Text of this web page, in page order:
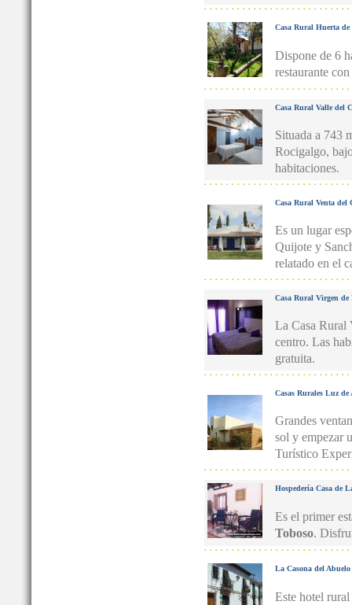
Casa Rural Huerta de
Dispone de 6
restaurante
Casa Rural Valle del
Situada a 743
Rocigalgo,
habitaciones.
Casa Rural Venta del
Es un lugar
Quijote y
relatado en el
Casa Rural Virgen de
La Casa Rural
centro. Las
gratuita.
Casas Rurales Luz de
Grandes
sol y empezar
Turístico
Hospedería Casa de
Es el primer
Toboso.
La Casona del
Este hotel